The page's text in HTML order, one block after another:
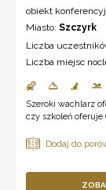
obiekt
Miasto: Szczyrk
Liczba
Liczba miejsc
Szeroki wachlarz
czy szkoleń oferuje